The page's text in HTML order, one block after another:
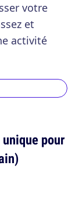
votre
et
activité
pour